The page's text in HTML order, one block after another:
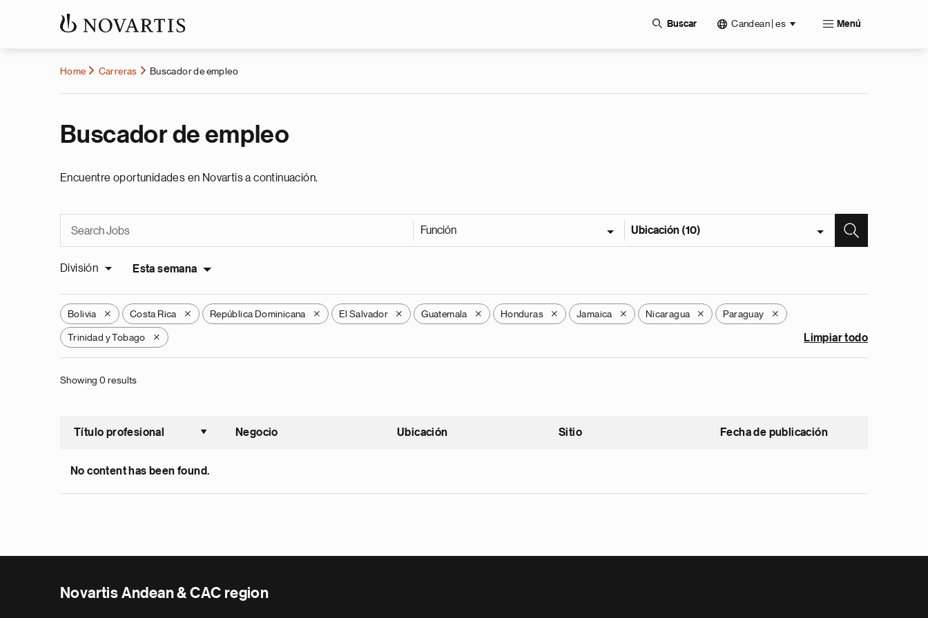
Buscar Candean | es Menú
Home Carreras Buscador de empleo
Buscador de empleo
Encuentre oportunidades en Novartis a continuación.
Función Ubicación (10)
División Esta semana
Bolivia X Costa Rica X República Dominicana X El Salvador X Guatemala X Honduras X Jamaica X Nicaragua X Paraguay X
Trinidad y Tobago X Limpiar todo
Showing 0 results
Título profesional
Ordenar ascendente
Negocio Ubicación Sitio Fecha de publicación
No content has been found.
Novartis Andean & CAC region